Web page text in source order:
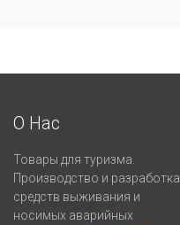
О Нас
Товары для туризма.
Производство и разработка
средств выживания и
носимых аварийных